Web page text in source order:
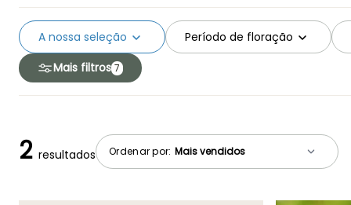
Período de floração
A nossa seleção
Mais filtros 7
Ordenar por:
2 resultados